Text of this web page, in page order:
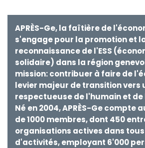
APRÈS-Ge, la faîtière de
s'engage pour la promotion et
reconnaissance de l'ESS
solidaire) dans la région
mission: contribuer à faire de
levier majeur de transition vers
respectueuse de l'humain et de
Né en 2004, APRÈS-Ge compte
de 1000 membres, dont 450
organisations actives dans
d'activités, employant 6'000
agenda
Webinaire
parcours #2
romande